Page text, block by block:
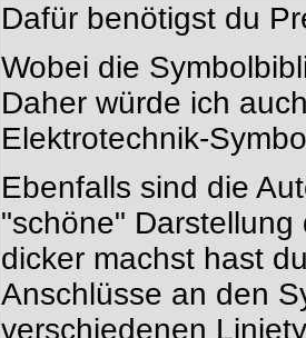
Dafür benötigst du
Wobei die
Daher würde ich
Elektrotechnik-
Ebenfalls sind die
"schöne"
dicker machst hast
Anschlüsse an den
verschiedenen